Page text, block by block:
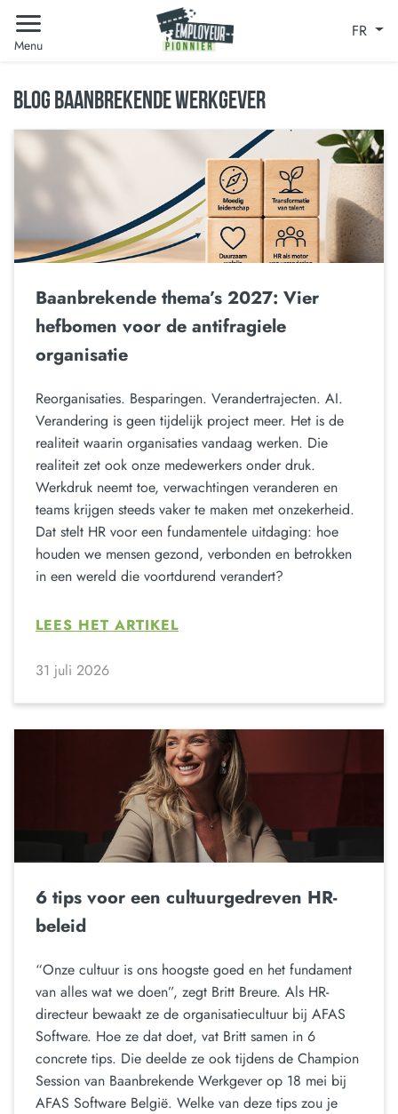
Menu
FR
BLOG BAANBREKENDE WERKGEVER
Baanbrekende thema’s 2027: Vier
hefbomen voor de antifragiele
organisatie
Reorganisaties. Besparingen. Verandertrajecten. AI.
Verandering is geen tijdelijk project meer. Het is de
realiteit waarin organisaties vandaag werken. Die
realiteit zet ook onze medewerkers onder druk.
Werkdruk neemt toe, verwachtingen veranderen en
teams krijgen steeds vaker te maken met onzekerheid.
Dat stelt HR voor een fundamentele uitdaging: hoe
houden we mensen gezond, verbonden en betrokken
in een wereld die voortdurend verandert?
LEES HET ARTIKEL
31 juli 2026
6 tips voor een cultuurgedreven HR-
beleid
“Onze cultuur is ons hoogste goed en het fundament
van alles wat we doen”, zegt Britt Breure. Als HR-
directeur bewaakt ze de organisatiecultuur bij AFAS
Software. Hoe ze dat doet, vat Britt samen in 6
concrete tips. Die deelde ze ook tijdens de Champion
Session van Baanbrekende Werkgever op 18 mei bij
AFAS Software België. Welke van deze tips zou je